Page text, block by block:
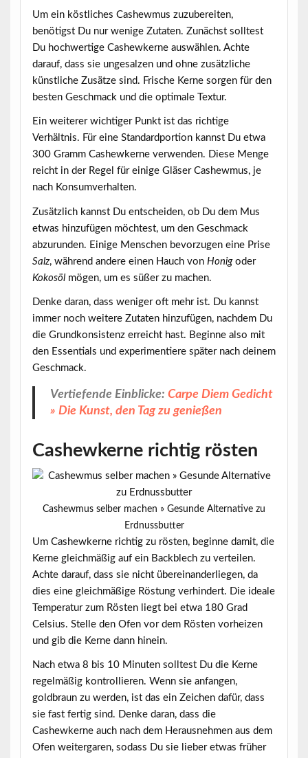
Um ein köstliches Cashewmus zuzubereiten,
benötigst Du nur wenige Zutaten. Zunächst solltest
Du hochwertige Cashewkerneauswählen. Achte
darauf, dass sie ungesalzen und ohne zusätzliche
künstliche Zusätze sind. Frische Kerne sorgen für den
besten Geschmack und die optimale Textur.
Ein weiterer wichtiger Punkt ist das richtige
Verhältnis. Für eine Standardportion kannst Du etwa
300 GrammCashewkerne verwenden. Diese Menge
reicht in der Regel für einige Gläser Cashewmus, je
nach Konsumverhalten.
Zusätzlich kannst Du entscheiden, ob Du dem Mus
etwas hinzufügen möchtest, um den Geschmack
abzurunden. Einige Menschen bevorzugen eine Prise
Salz, während andere einen Hauch von Honigoder
Kokosölmögen, um es süßer zu machen.
Denke daran, dass weniger oft mehr ist. Du kannst
immer noch weitere Zutaten hinzufügen, nachdem Du
die Grundkonsistenz erreicht hast. Beginne also mit
den Essentials und experimentiere später nach deinem
Geschmack.
Vertiefende Einblicke:Carpe Diem Gedicht
» Die Kunst, den Tag zu genießen
Cashewkerne richtig rösten
Cashewmus selber machen » Gesunde Alternative zu
Erdnussbutter
Um Cashewkerne richtig zu rösten, beginne damit, die
Kerne gleichmäßig auf ein Backblech zu verteilen.
Achte darauf, dass sie nicht übereinanderliegen, da
dies eine gleichmäßige Röstung verhindert.
Die ideale
Temperatur zum Rösten liegt bei etwa 180 Grad
Celsius. Stelle den Ofen vor dem Rösten vorheizen
und gib die Kerne dann hinein.
Nach etwa 8 bis 10 Minuten solltest Du die Kerne
regelmäßig kontrollieren. Wenn sie anfangen,
goldbraun zu werden, ist das ein Zeichen dafür, dass
sie fast fertig sind. Denke daran, dass die
Cashewkerne auch nach dem Herausnehmen aus dem
Ofen weitergaren, sodass Du sie lieber etwas früher